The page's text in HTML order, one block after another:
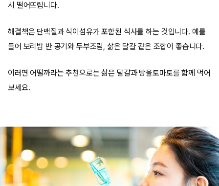
시 떨어뜨립니다.
해결책은 단백질과 식이섬유가 포함된 식사를 하는 것입니다. 예를
들어 보리밥 반 공기와 두부조림, 삶은 달걀 같은 조합이 좋습니다.
이러면 어떨까라는 추천으로는 삶은 달걀과 방울토마토를 함께 먹어
보세요.